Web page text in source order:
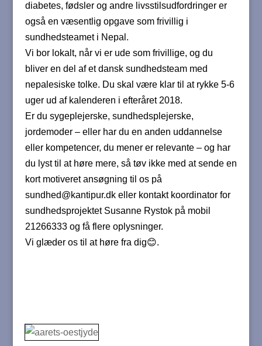
diabetes, fødsler og andre livsstilsudfordringer er
også en væsentlig opgave som frivillig i
sundhedsteamet i Nepal.
Vi bor lokalt, når vi er ude som frivillige, og du
bliver en del af et dansk sundhedsteam med
nepalesiske tolke. Du skal være klar til at rykke 5-6
uger ud af kalenderen i efteråret 2018.
Er du sygeplejerske, sundhedsplejerske,
jordemoder – eller har du en anden uddannelse
eller kompetencer, du mener er relevante – og har
du lyst til at høre mere, så tøv ikke med at sende en
kort motiveret ansøgning til os på
sundhed@kantipur.dk eller kontakt koordinator for
sundhedsprojektet Susanne Rystok på mobil
21266333 og få flere oplysninger.
Vi glæder os til at høre fra dig😊.